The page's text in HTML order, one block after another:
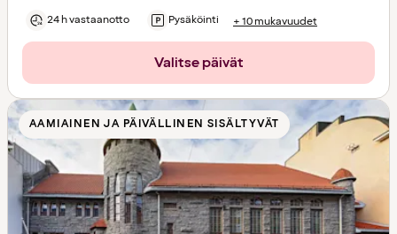
24 h vastaanotto Pysäköinti + 10 mukavuudet
Valitse päivät
AAMIAINEN JA PÄIVÄLLINEN SISÄLTYVÄT